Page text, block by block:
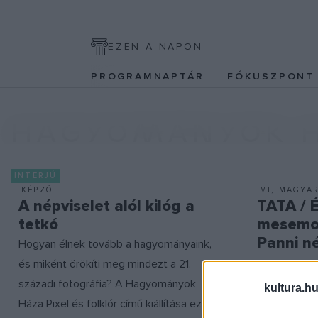
EZEN A NAPON
PROGRAMNAPTÁR FÓKUSZPONT
INTERJÚ
KÉPZŐ
A népviselet alól kilóg a
tetkó
Hogyan élnek tovább a hagyományaink,
és miként örökíti meg mindezt a 21.
századi fotográfia? A Hagyományok
Háza Pixel és folklór című kiállítása ezt
MI,
TATA /
Panni